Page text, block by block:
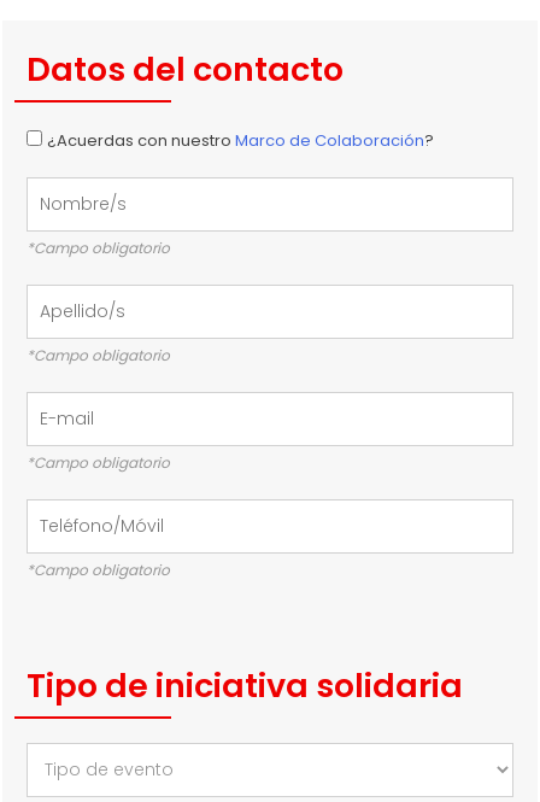
Datos del contacto
¿Acuerdas con nuestro Marco de Colaboración?
*Campo obligatorio
*Campo obligatorio
*Campo obligatorio
*Campo obligatorio
Tipo de iniciativa solidaria